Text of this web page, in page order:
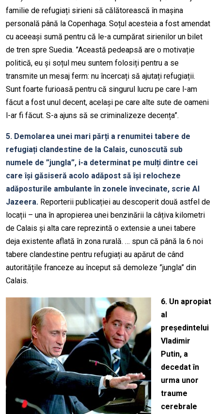
familie de refugiați sirieni să călătorească în mașina
personală până la Copenhaga. Soțul acesteia a fost amendat
cu aceeași sumă pentru că le-a cumpărat sirienilor un bilet
de tren spre Suedia. ”Această pedeapsă are o motivație
politică, eu și soțul meu suntem folosiți pentru a se
transmite un mesaj ferm: nu încercați să ajutați refugiații.
Sunt foarte furioasă pentru că singurul lucru pe care l-am
făcut a fost unul decent, același pe care alte sute de oameni
l-ar fi făcut. S-a ajuns să se criminalizeze decența”.
5. Demolarea unei mari părți a renumitei tabere de
refugiați clandestine de la Calais, cunoscută sub
numele de ”jungla”, i-a determinat pe mulți dintre cei
care își găsiseră acolo adăpost să își relocheze
adăposturile ambulante în zonele învecinate, scrie Al
Jazeera. Reporterii publicației au descoperit două astfel de
locații – una în apropierea unei benzinării la câțiva kilometri
de Calais și alta care reprezintă o extensie a unei tabere
deja existente aflată în zona rurală. … spun că până la 6 noi
tabere clandestine pentru refugiați au apărut de când
autoritățile franceze au început să demoleze ”jungla” din
Calais.
6. Un apropiat
al
președintelui
Vladimir
Putin, a
decedat în
urma unor
traume
cerebrale